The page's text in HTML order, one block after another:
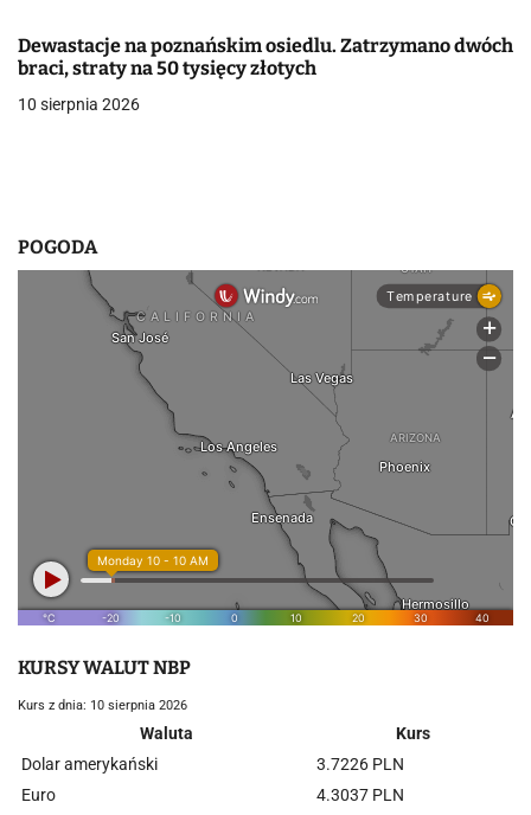
p
i
Dewastacje na poznańskim osiedlu. Zatrzymano dwóch
braci, straty na 50 tysięcy złotych
10 sierpnia 2026
POGODA
KURSY WALUT NBP
Kurs z dnia: 10 sierpnia 2026
Waluta
Kurs
Dolar amerykański
3.7226 PLN
Euro
4.3037 PLN